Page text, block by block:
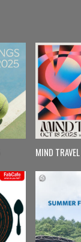
MIND TRAVEL